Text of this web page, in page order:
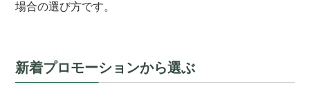
場合の選び方です。
新着プロモーションから選ぶ